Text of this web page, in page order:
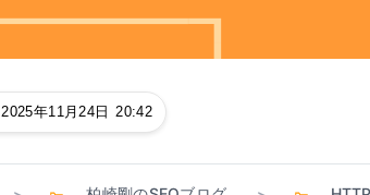
2025年11月24日 20:42